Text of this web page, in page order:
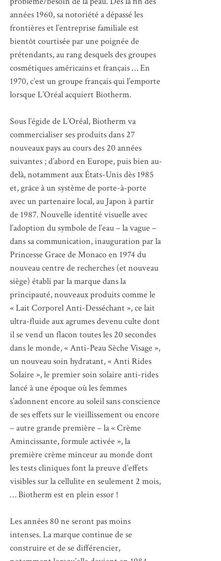
années 1960, sa notoriété a dépassé les
frontières et l’entreprise familiale est
bientôt courtisée par une poignée de
prétendants, au rang desquels des groupes
cosmétiques américains et français … En
1970, c’est un groupe français qui l’emporte
lorsque L’Oréal acquiert Biotherm.
Sous l’égide de L’Oréal, Biotherm va
commercialiser ses produits dans 27
nouveaux pays au cours des 20 années
suivantes ; d’abord en Europe, puis bien au-
delà, notamment aux États-Unis dès 1985
et, grâce à un système de porte-à-porte
avec un partenaire local, au Japon à partir
de 1987. Nouvelle identité visuelle avec
l’adoption du symbole de l’eau – la vague –
dans sa communication, inauguration par la
Princesse Grace de Monaco en 1974 du
nouveau centre de recherches (et nouveau
siège) établi par la marque dans la
principauté, nouveaux produits comme le
« Lait Corporel Anti-Desséchant », ce lait
ultra-fluide aux agrumes devenu culte dont
il se vend un flacon toutes les 20 secondes
dans le monde, « Anti-Peau Sèche Visage »,
un nouveau soin hydratant, « Anti Rides
Solaire », le premier soin solaire anti-rides
lancé à une époque où les femmes
s’adonnent encore au soleil sans conscience
de ses effets sur le vieillissement ou encore
– autre grande première – la « Crème
Amincissante, formule activée », la
première crème minceur au monde dont
les tests cliniques font la preuve d’effets
visibles sur la cellulite en seulement 2 mois,
… Biotherm est en plein essor !
Les années 80 ne seront pas moins
intenses. La marque continue de se
construire et de se différencier,